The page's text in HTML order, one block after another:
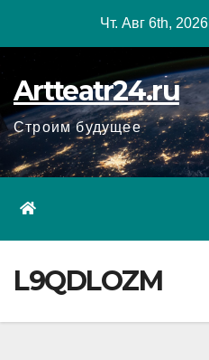
Чт. Авг 6th, 2026
Artteatr24.ru
Строим будущее
L9QDLOZM